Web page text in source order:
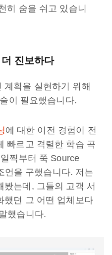
히 숨을 쉬고 있습니
진보하다
계획을 실현하기 위해
이 필요했습니다.
에 대한 이전 경험이 전
빠르고 격렬한 학습 곡
찍부터 쭉 Source
언을 구했습니다. 저는
봤는데, 그들의 고객 서
했던 그 어떤 업체보다
했습니다.